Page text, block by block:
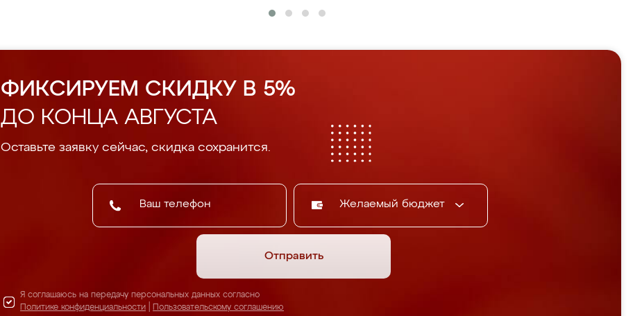
ФИКСИРУЕМ СКИДКУ В 5%
ДО КОНЦА АВГУСТА
Оставьте заявку сейчас, скидка сохранится.
Желаемый бюджет
Отправить
Я соглашаюсь на передачу персональных данных согласно
Политике конфиденциальности
Пользовательскому соглашению